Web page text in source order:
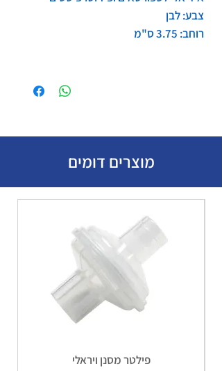
צבע: לבן
רוחב: 3.75 ס"מ
מוצרים דומים
פילטר מסנן ויראלי